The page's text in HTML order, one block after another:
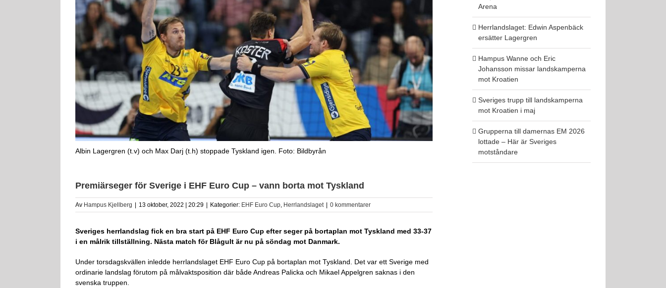
Albin Lagergren (t.v) och Max Darj (t.h) stoppade Tyskland igen. Foto: Bildbyrån
Premiärseger för Sverige i EHF Euro Cup – vann borta mot Tyskland
Av Hampus Kjellberg | 13 oktober, 2022 | 20:29 | Kategorier: EHF Euro Cup Herrlandslaget | 0 kommentarer
Sveriges herrlandslag fick en bra start på EHF Euro Cup efter seger på bortaplan mot Tyskland med 33-37
i en målrik tillställning. Nästa match för Blågult är nu på söndag mot Danmark.
Under torsdagskvällen inledde herrlandslaget EHF Euro Cup på bortaplan mot Tyskland. Det var ett Sverige med
ordinarie landslag förutom på målvaktsposition där både Andreas Palicka och Mikael Appelgren saknas i den
svenska truppen.
Arena
Herrlandslaget: Edwin Aspenbäck
ersätter Lagergren
Hampus Wanne och Eric
Johansson missar landskamperna
mot Kroatien
Sveriges trupp till landskamperna
mot Kroatien i maj
Grupperna till damernas EM 2026
lottade – Här är Sveriges
motståndare